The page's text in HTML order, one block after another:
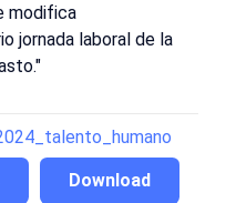
modifica
jornada laboral de la
Download